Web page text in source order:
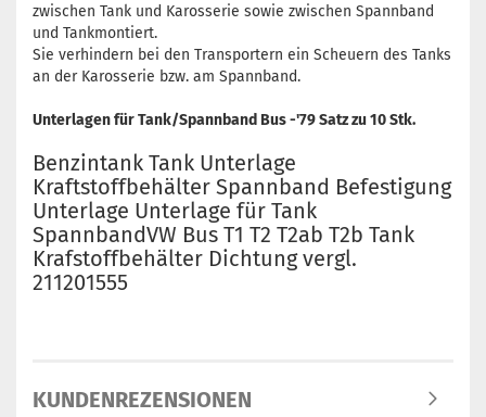
zwischen Tank und Karosserie sowie zwischen Spannband
und Tankmontiert.
Sie verhindern bei den Transportern ein Scheuern des Tanks
an der Karosserie bzw. am Spannband.
Unterlagen für Tank/Spannband Bus -'79 Satz zu 10 Stk.
Benzintank Tank Unterlage
Kraftstoffbehälter Spannband Befestigung
Unterlage Unterlage für Tank
SpannbandVW Bus T1 T2 T2ab T2b Tank
Krafstoffbehälter Dichtung vergl.
211201555
KUNDENREZENSIONEN